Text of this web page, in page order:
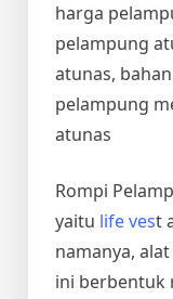
harga
pelampung
atunas,
pelampung
atunas
Rompi
yaitu life vest
namanya,
ini berbentuk